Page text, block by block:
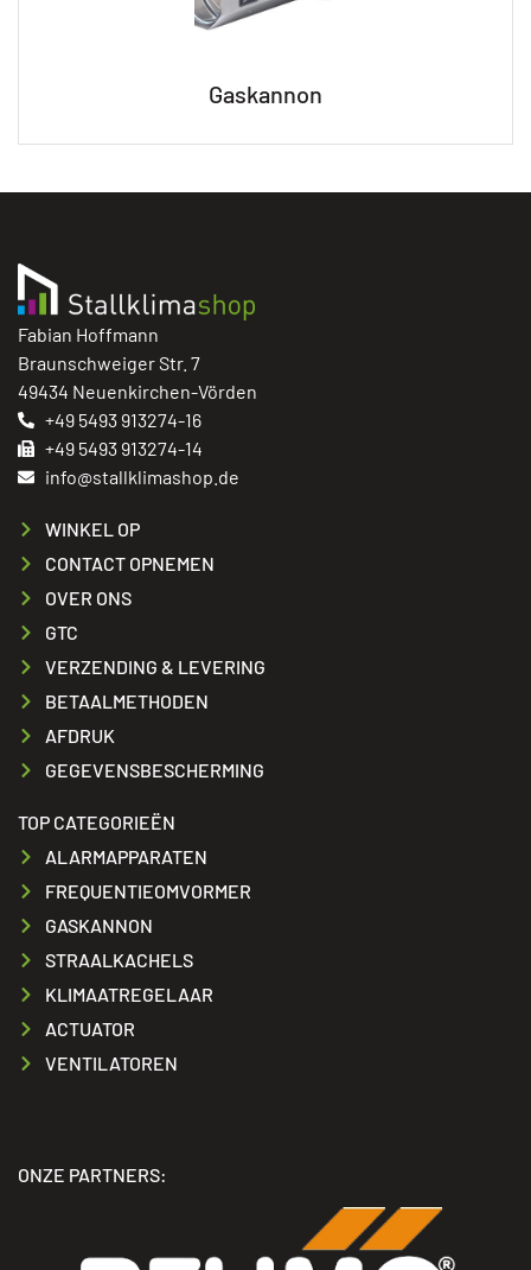
Gaskannon
Fabian Hoffmann
Braunschweiger Str. 7
49434 Neuenkirchen-Vörden
+49 5493 913274-16
+49 5493 913274-14
info@stallklimashop.de
WINKEL OP
CONTACT OPNEMEN
OVER ONS
GTC
VERZENDING & LEVERING
BETAALMETHODEN
AFDRUK
GEGEVENSBESCHERMING
TOP CATEGORIEËN
ALARMAPPARATEN
FREQUENTIEOMVORMER
GASKANNON
STRAALKACHELS
KLIMAATREGELAAR
ACTUATOR
VENTILATOREN
ONZE PARTNERS: